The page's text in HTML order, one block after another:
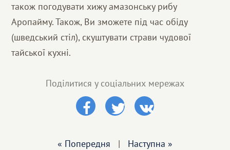
також погодувати хижу амазонську рибу
Аропайму. Також, Ви зможете під час обіду
(шведський стіл), скуштувати страви чудової
тайської кухні.
Поділитися у соціальних мережах
« Попередня | Наступна »